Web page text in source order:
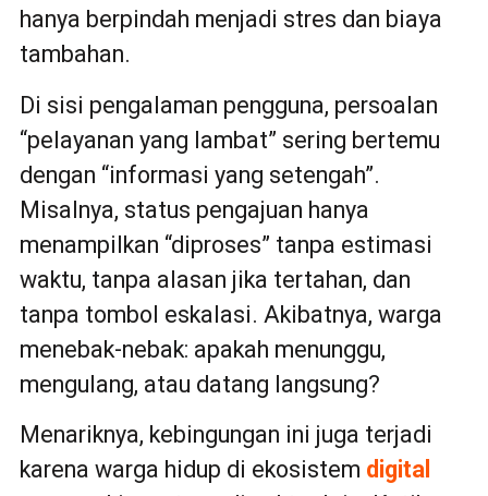
hanya berpindah menjadi stres dan biaya
tambahan.
Di sisi pengalaman pengguna, persoalan
“pelayanan yang lambat” sering bertemu
dengan “informasi yang setengah”.
Misalnya, status pengajuan hanya
menampilkan “diproses” tanpa estimasi
waktu, tanpa alasan jika tertahan, dan
tanpa tombol eskalasi. Akibatnya, warga
menebak-nebak: apakah menunggu,
mengulang, atau datang langsung?
Menariknya, kebingungan ini juga terjadi
karena warga hidup di ekosistem digital